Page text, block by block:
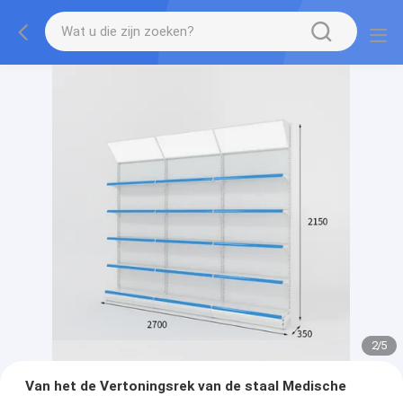
2/5
Van het de Vertoningsrek van de staal Medische